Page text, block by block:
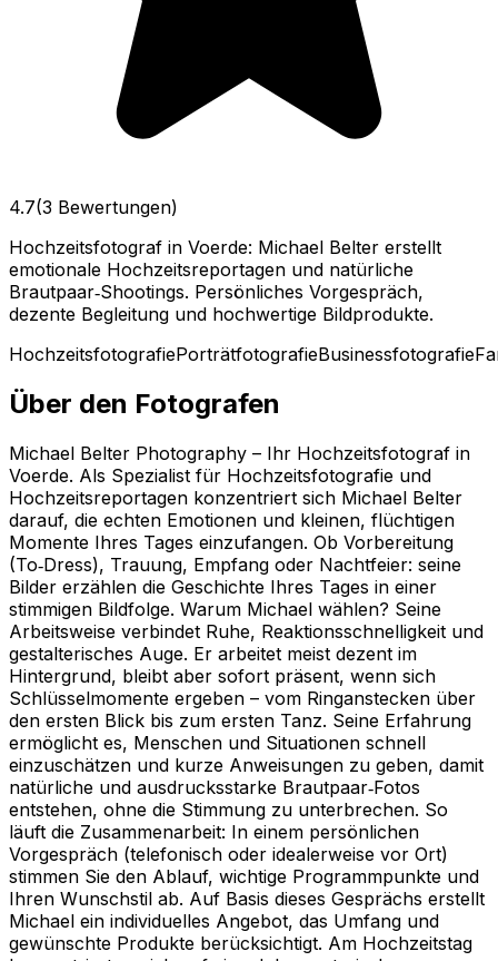
4.7(3 Bewertungen)
Hochzeitsfotograf in Voerde: Michael Belter erstellt
emotionale Hochzeitsreportagen und natürliche
Brautpaar‑Shootings. Persönliches Vorgespräch,
dezente Begleitung und hochwertige Bildprodukte.
HochzeitsfotografiePorträtfotografieBusinessfotografie
Über den Fotografen
Michael Belter Photography – Ihr Hochzeitsfotograf in
Voerde. Als Spezialist für Hochzeitsfotografie und
Hochzeitsreportagen konzentriert sich Michael Belter
darauf, die echten Emotionen und kleinen, flüchtigen
Momente Ihres Tages einzufangen. Ob Vorbereitung
(To‑Dress), Trauung, Empfang oder Nachtfeier: seine
Bilder erzählen die Geschichte Ihres Tages in einer
stimmigen Bildfolge. Warum Michael wählen? Seine
Arbeitsweise verbindet Ruhe, Reaktionsschnelligkeit und
gestalterisches Auge. Er arbeitet meist dezent im
Hintergrund, bleibt aber sofort präsent, wenn sich
Schlüsselmomente ergeben – vom Ringanstecken über
den ersten Blick bis zum ersten Tanz. Seine Erfahrung
ermöglicht es, Menschen und Situationen schnell
einzuschätzen und kurze Anweisungen zu geben, damit
natürliche und ausdrucksstarke Brautpaar‑Fotos
entstehen, ohne die Stimmung zu unterbrechen. So
läuft die Zusammenarbeit: In einem persönlichen
Vorgespräch (telefonisch oder idealerweise vor Ort)
stimmen Sie den Ablauf, wichtige Programmpunkte und
Ihren Wunschstil ab. Auf Basis dieses Gesprächs erstellt
Michael ein individuelles Angebot, das Umfang und
gewünschte Produkte berücksichtigt. Am Hochzeitstag